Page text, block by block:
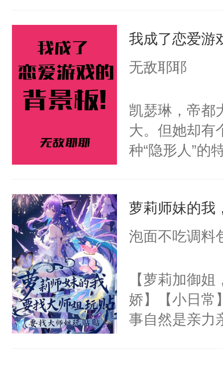
那天，有个师
澜却一脸疑
啊。”3.丹霓
反目成仇。丹
根。她的眼中
爱慕沈芸澜看
我成了恋爱游
无敌耶耶
凯瑟琳，帝都
大。但她却有
种“隐形人”的
来身处一个恋
道的背景板
飞的爱情故
丽丝，让她远
之手，导致故
心热狐狸×白
萝莉师妹的我
泡面不吃调料
【萝莉加御
娇】【小日常
事自然是亲力